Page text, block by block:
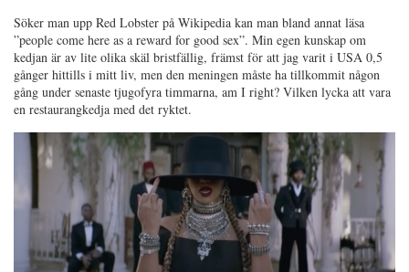
Söker man upp Red Lobster på Wikipedia kan man bland annat läsa
”people come here as a reward for good sex”. Min egen kunskap om
kedjan är av lite olika skäl bristfällig, främst för att jag varit i USA 0,5
gånger hittills i mitt liv, men den meningen måste ha tillkommit någon
gång under senaste tjugofyra timmarna, am I right? Vilken lycka att vara
en restaurangkedja med det ryktet.